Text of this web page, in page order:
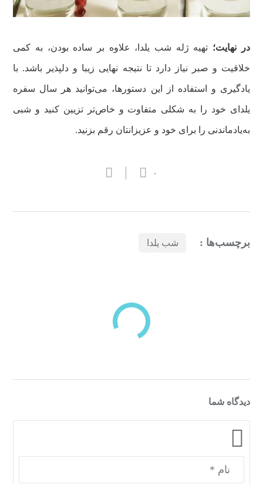
در نهایت؛ تهیه ژله شب یلدا، علاوه بر ساده بودن، به کمی
خلاقیت و صبر نیاز دارد تا نتیجه نهایی زیبا و دلپذیر باشد. با
یادگیری و استفاده از این دستورها، می‌توانید هر سال سفره
یلدای خود را به شکلی متفاوت و خاص‌تر تزیین کنید و شبی
به‌یادماندنی را برای خود و عزیزانتان رقم بزنید.
۰
برچسب‌ها : شب یلدا
دسته‌بندی‌های منتخب برای شما
دیدگاه شما